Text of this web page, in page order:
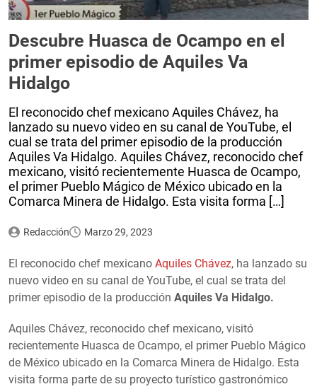
Descubre Huasca de Ocampo en el
primer episodio de Aquiles Va
Hidalgo
El reconocido chef mexicano Aquiles Chávez, ha
lanzado su nuevo video en su canal de YouTube, el
cual se trata del primer episodio de la producción
Aquiles Va Hidalgo. Aquiles Chávez, reconocido chef
mexicano, visitó recientemente Huasca de Ocampo,
el primer Pueblo Mágico de México ubicado en la
Comarca Minera de Hidalgo. Esta visita forma […]
Redacción Marzo 29, 2023
El reconocido chef mexicano Aquiles Chávez, ha lanzado su
nuevo video en su canal de YouTube, el cual se trata del
primer episodio de la producción Aquiles Va Hidalgo.
Aquiles Chávez, reconocido chef mexicano, visitó
recientemente Huasca de Ocampo, el primer Pueblo Mágico
de México ubicado en la Comarca Minera de Hidalgo. Esta
visita forma parte de su proyecto turístico gastronómico